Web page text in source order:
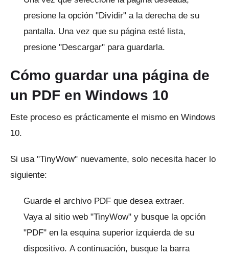
presione la opción "Dividir" a la derecha de su
pantalla. Una vez que su página esté lista,
presione "Descargar" para guardarla.
Cómo guardar una página de
un PDF en Windows 10
Este proceso es prácticamente el mismo en Windows
10.
Si usa "TinyWow" nuevamente, solo necesita hacer lo
siguiente:
Guarde el archivo PDF que desea extraer.
Vaya al sitio web "TinyWow" y busque la opción
"PDF" en la esquina superior izquierda de su
dispositivo. A continuación, busque la barra